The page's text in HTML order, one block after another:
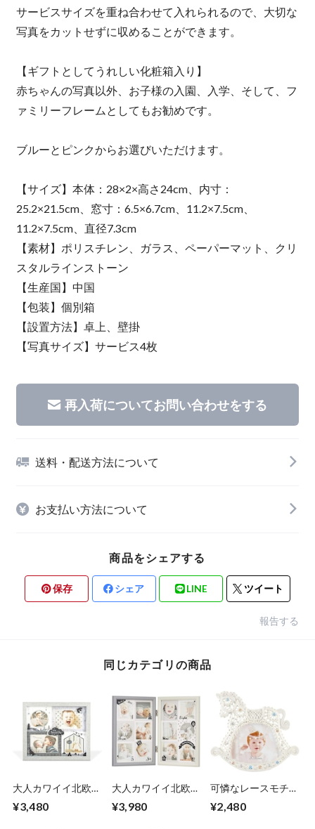
サービスサイズを重ね合わせて入れられるので、大切な
写真をカットせずに収めることができます。
【ギフトとしてうれしい化粧箱入り】
赤ちゃんの写真以外、お子様の入園、入学、そして、フ
ァミリーフレームとしてもお勧めです。
ブルーとピンクからお選びいただけます。
【サイズ】本体：28×2×高さ24cm、内寸：
25.2×21.5cm、窓寸：6.5×6.7cm、11.2×7.5cm、
11.2×7.5cm、直径7.3cm
【素材】ポリスチレン、ガラス、ペーパーマット、クリ
スタルラインストーン
【生産国】中国
【包装】個別箱
【設置方法】卓上、壁掛
【写真サイズ】サービス4枚
再入荷についてお問い合わせをする
送料・配送方法について
お支払い方法について
商品をシェアする
保存 シェア LINE ツイート
報告する
同じカテゴリの商品
大人カワイイ北欧デ
ォトフレーム 卓上
¥3,480
大人カワイイ北欧デ
ォトフレーム 卓上
¥3,980
可憐なレースモチー
フォトフレーム 卓
¥2,480